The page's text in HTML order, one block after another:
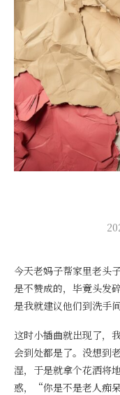
今天老妈子帮家里老头
是不赞成的，毕竟头发
是我就建议他们到洗手
这时小插曲就出现了，
会到处都是了。没想到
湿，于是就拿个花洒将
惑，“你是不是老人痴